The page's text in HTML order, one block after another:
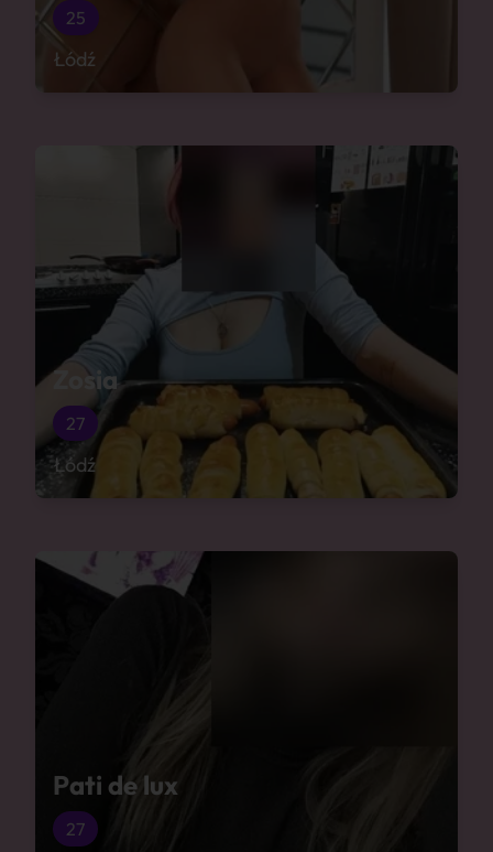
25
Łódź
Zosia
27
Łódź
Pati de lux
27